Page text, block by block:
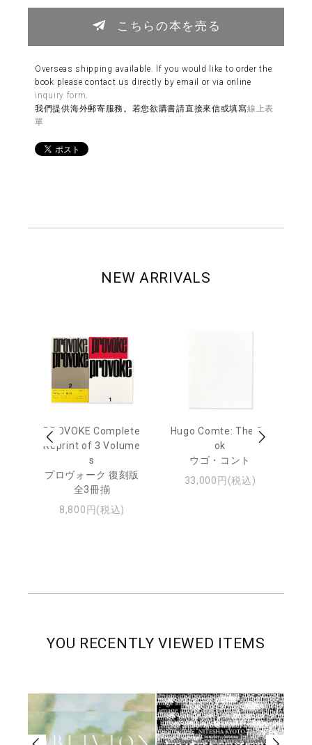
こちらの本を売る
Overseas shipping available. If you would like to order the
book please contact us directly by email or via online
inquiry form
我們提供海外郵寄服務。若您欲購書請直接來信或填寫線上表
單
NEW ARRIVALS
PROVOKE Complete
Reprint of 3 Volume
s
プロヴォーク 復刻版
全3冊揃
8,800円(税込)
Hugo Comte: The Bo
ok
ウゴ・コント
33,000円(税込)
YOU RECENTLY VIEWED ITEMS